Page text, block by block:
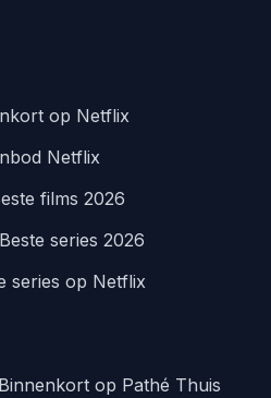
op Netflix
Netflix
films 2026
Beste series 2026
series op Netflix
Binnenkort op Pathé Thuis